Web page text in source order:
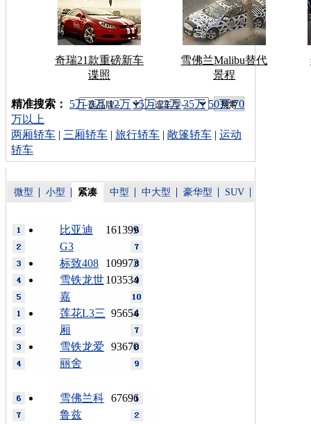
奇瑞21款重磅新车
谍照
雪佛兰Malibu替代
景程
车型搜索：
精准搜索： 5万 8万 12万 15万 22万 35万 50万 70
万以上
两厢轿车 | 三厢轿车 | 旅行轿车 | 敞篷轿车 | 运动
轿车
微型 小型 紧凑 中型 中大型 豪华型 SUV
161399
比亚迪
G3
109973
标致408
103534
雪铁龙世
嘉
95654
莲花L3三
厢
93670
雪铁龙爱
丽舍
67696
雪佛兰科
鲁兹